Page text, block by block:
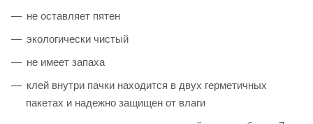
не оставляет пятен
экологически чистый
не имеет запаха
клей внутри пачки находится в двух герметичных
пакетах и надежно защищен от влаги